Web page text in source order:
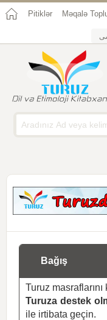
Pitiklər Məqalə
Bağış
Turuz
Turuza destek
ile irtibata geçin.